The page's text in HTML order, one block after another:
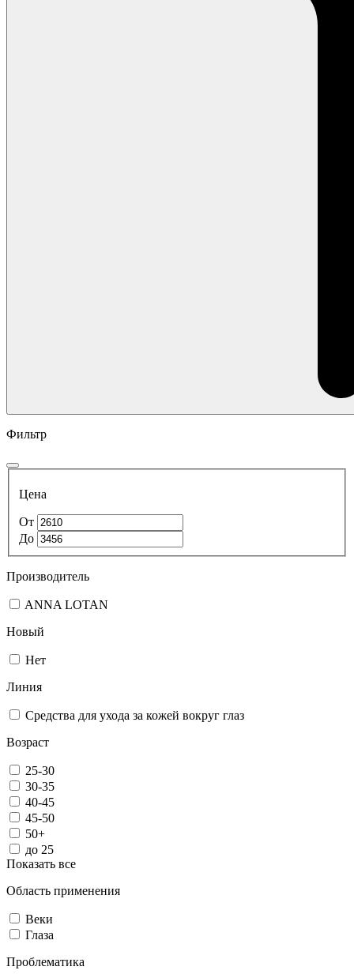
Фильтр
Цена
От
До
Производитель
ANNA LOTAN
Новый
Нет
Линия
Средства для ухода за кожей вокруг глаз
Возраст
25-30
30-35
40-45
45-50
50+
до 25
Показать все
Область применения
Веки
Глаза
Проблематика